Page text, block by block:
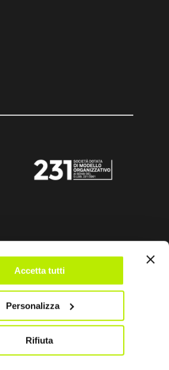
Accetta tutti
Personalizza
Rifiuta